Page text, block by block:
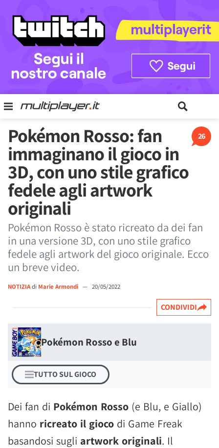
26
Pokémon Rosso: fan
immaginano il gioco in
3D, con uno stile grafico
fedele agli artwork
originali
Pokémon Rosso è stato ricreato da dei fan
in una versione 3D, con uno stile grafico
fedele agli artwork del gioco originale. Ecco
un breve video.
NOTIZIAdi Marie Armondi — 20/05/2022
CONDIVIDI
Pokémon Rosso e Blu
TUTTO SUL GIOCO
Dei fan di Pokémon Rosso (e Blu, e Giallo)
hanno ricreato il gioco di Game Freak
basandosi sugli artwork originali. Il